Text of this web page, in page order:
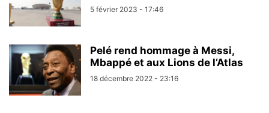
5 février 2023 - 17:46
Pelé rend hommage à Messi,
Mbappé et aux Lions de l’Atlas
18 décembre 2022 - 23:16